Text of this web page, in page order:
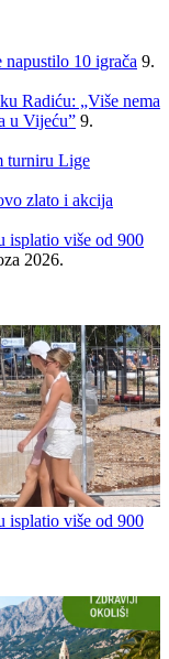
10 igrača 9.
Radiću: „Više nema
u Vijeću” 9.
turniru Lige
zlato i akcija
isplatio više od 900
2026.
isplatio više od 900